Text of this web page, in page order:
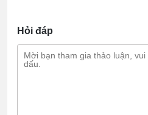
Hỏi đáp